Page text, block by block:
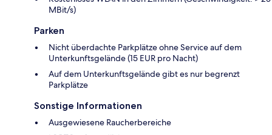
MBit/s)
Parken
Nicht überdachte Parkplätze ohne Service auf dem
Unterkunftsgelände (15 EUR pro Nacht)
Auf dem Unterkunftsgelände gibt es nur begrenzt
Parkplätze
Sonstige Informationen
Ausgewiesene Raucherbereiche